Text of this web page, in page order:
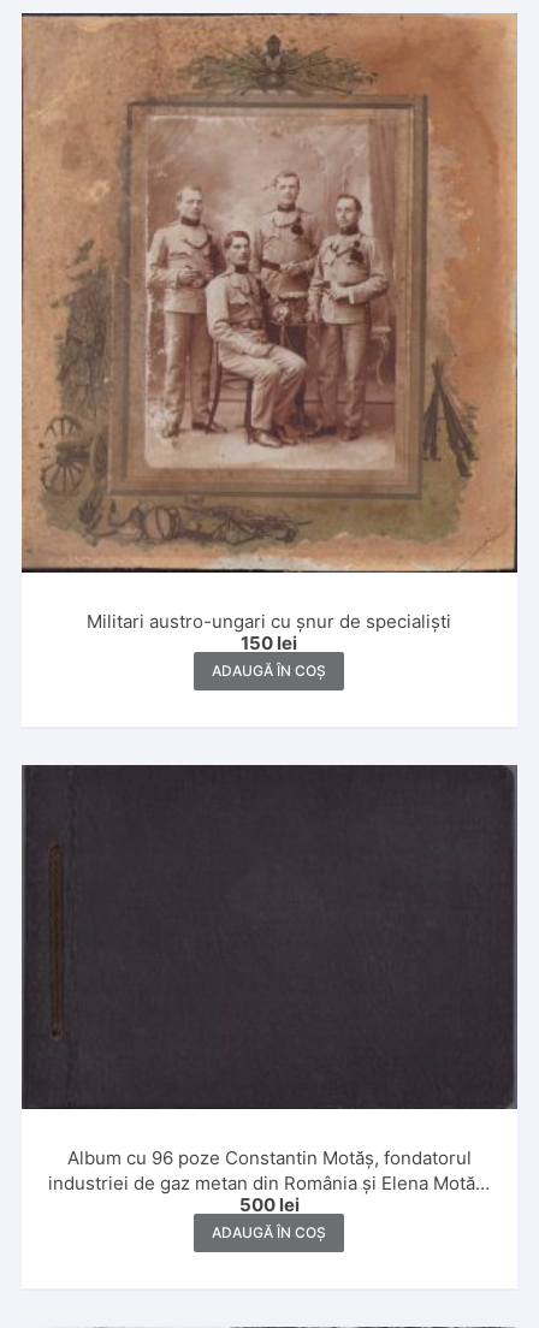
Militari austro-ungari cu șnur de specialiști
150 lei
ADAUGĂ ÎN COȘ
Album cu 96 poze Constantin Motăș, fondatorul
industriei de gaz metan din România și Elena Motăș,
1929, Constanța, Giurgiu, Sibiu, Tușnad, Șuici,
Făgăraș și Dragoslavele
500 lei
ADAUGĂ ÎN COȘ